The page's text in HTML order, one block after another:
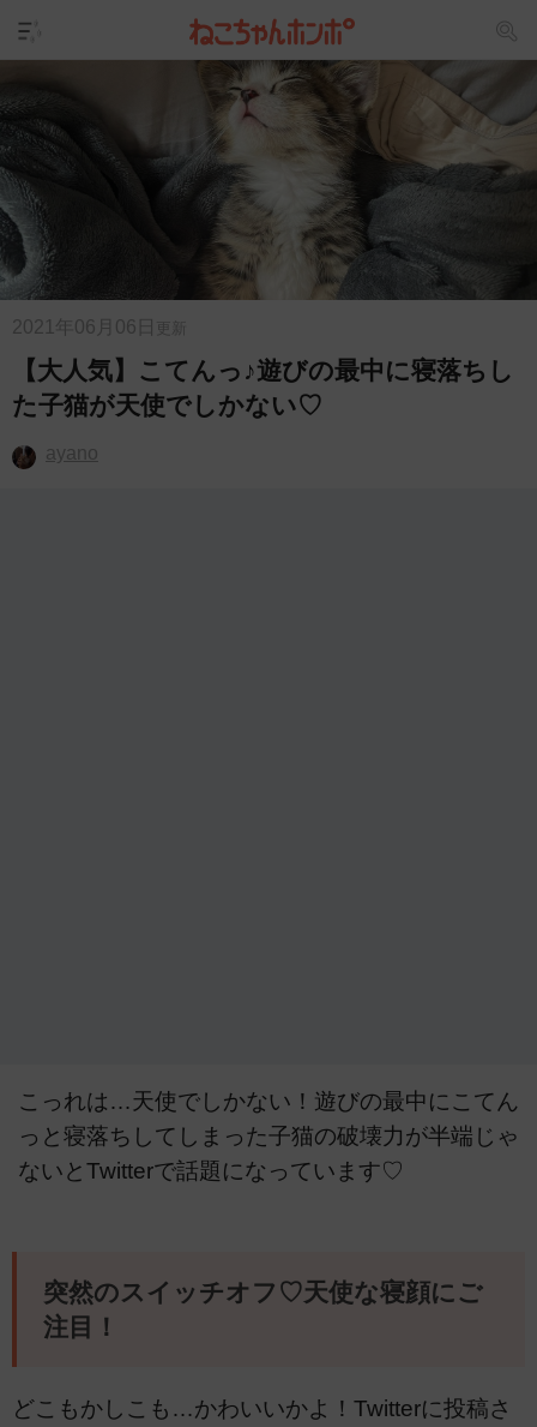
2021年06月06日 更新
【大人気】こてんっ♪遊びの最中に寝落ちし
た子猫が天使でしかない♡
ayano
こっれは…天使でしかない！遊びの最中にこてん
っと寝落ちしてしまった子猫の破壊力が半端じゃ
ないとTwitterで話題になっています♡
突然のスイッチオフ♡天使な寝顔にご
注目！
どこもかしこも…かわいいかよ！Twitterに投稿さ